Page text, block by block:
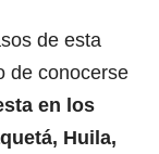
de esta
de conocerse
en los
Huila,